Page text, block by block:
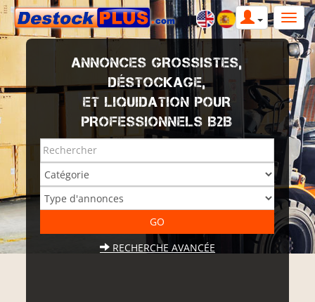
ANNONCES GROSSISTES,
DÉSTOCKAGE,
ET LIQUIDATION POUR
PROFESSIONNELS B2B
RECHERCHE AVANCÉE